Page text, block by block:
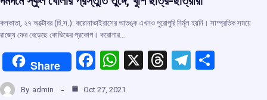
কলকাতা, ২৭ অক্টোবর (হি.স.): করোনাভাইরাসের আতঙ্ক এখনও পুরোপুরি নির্মূল হয়নি। সাম্প্রতিক সময়ে
রাজ্যে ফের বেড়েছে কোভিডের প্রকোপ। করোনার…
Share
F
W X
T
T
By admin Oct 27, 2021